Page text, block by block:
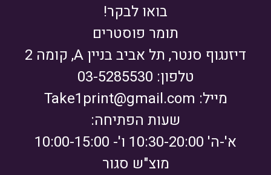
בואו לבקר!
תומר פוסטרים
דיזנגוף סנטר, תל אביב בניין A, קומה 2
טלפון: 03-5285530
מייל: Take1print@gmail.com
שעות הפתיחה:
א'-ה' 10:30-20:00 ו'- 10:00-15:00
מוצ"ש סגור